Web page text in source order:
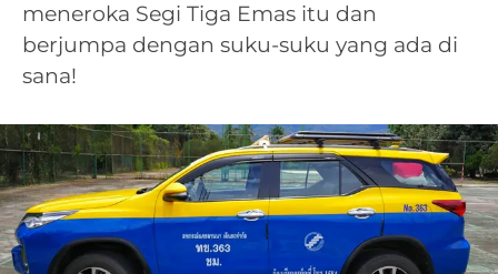
meneroka Segi Tiga Emas itu dan
berjumpa dengan suku-suku yang ada di
sana!